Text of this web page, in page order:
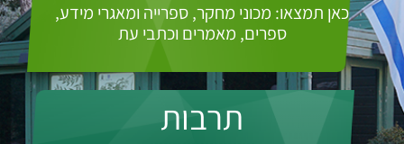
כאן תמצאו: מכוני מחקר, ספרייה ומאגרי מידע,
ספרים, מאמרים וכתבי עת
תרבות